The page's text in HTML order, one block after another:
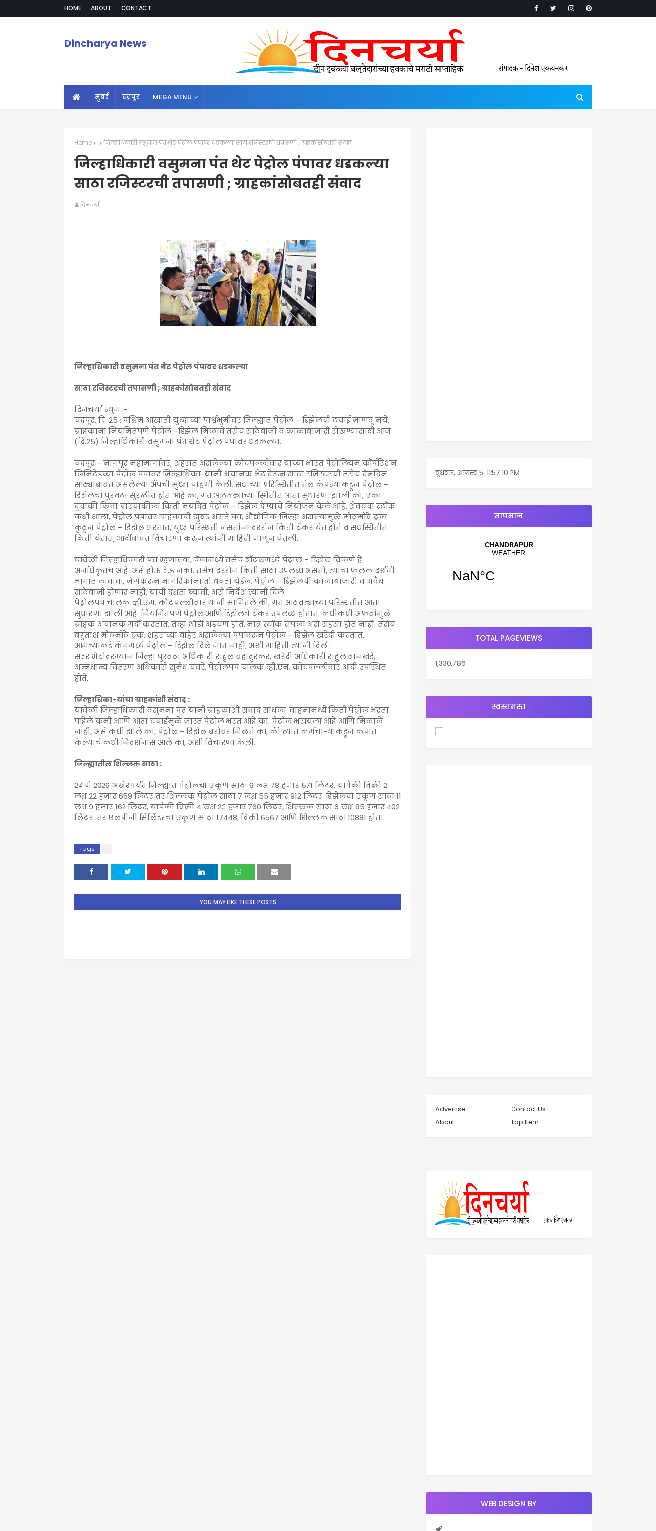
HOME ABOUT CONTACT
Dincharya News
मुंबई चंद्रपूर MEGA MENU
Home जिल्हाधिकारी वसुमना पंत थेट पेट्रोल पंपावर धडकल्या साठा रजिस्टरची तपासणी ; ग्राहकांसोबतही संवाद
जिल्हाधिकारी वसुमना पंत थेट पेट्रोल पंपावर धडकल्या
साठा रजिस्टरची तपासणी ; ग्राहकांसोबतही संवाद
दिनचर्या
जिल्हाधिकारी वसुमना पंत थेट पेट्रोल पंपावर धडकल्या
साठा रजिस्टरची तपासणी ; ग्राहकांसोबतही संवाद
दिनचर्या न्युज :-
चंद्रपूर, दि. 25 : पश्चिम आखाती युध्दाच्या पार्श्वभुमीवर जिल्ह्यात पेट्रोल – डिझेलची टंचाई जाणवू नये,
ग्राहकांना नियमितपणे पेट्रोल –डिझेल मिळावे तसेच साठेबाजी व काळाबाजारी रोखण्यासाठी आज
(दि.25) जिल्हाधिकारी वसुमना पंत थेट पेट्रोल पंपावर धडकल्या.
चंद्रपूर – नागपूर महामार्गावर, शहरात असलेल्या कोटपल्लीवार यांच्या भारत पेट्रोलियम कॉर्पोरेशन
लिमिटेडच्या पेट्रोल पंपावर जिल्हाधिका-यांनी अचानक भेट देऊन साठा रजिस्टरची तसेच दैनंदिन
साठ्याबाबत असलेल्या ॲपची सुध्दा पाहणी केली. सद्याच्या परिस्थितीत तेल कंपन्यांकडून पेट्रोल –
डिझेलचा पुरवठा सुरळीत होत आहे का, गत आठवड्याच्या स्थितीत आता सुधारणा झाली का, एका
दुचाकी किंवा चारचाकीला किती मर्यादेत पेट्रोल – डिझेल देण्याचे नियोजन केले आहे, शेवटचा स्टॉक
कधी आला, पेट्रोल पंपावर ग्राहकांची झुंबड असते का, औद्योगिक जिल्हा असल्यामुळे मोठमोठे ट्रक
कुठून पेट्रोल – डिझेल भरतात, युध्द परिस्थती नसतांना दररोज किती टँकर येत होते व सद्यस्थितीत
किती येतात, आदींबाबत विचारणा करून त्यांनी माहिती जाणून घेतली.
यावेळी जिल्हाधिकारी पंत म्हणाल्या, कॅनमध्ये तसेच बॉटलमध्ये पेट्राल – डिझेल विकणे हे
अनधिकृतच आहे. असे होऊ देऊ नका. तसेच दररोज किती साठा उपलब्ध असतो, त्याचा फलक दर्शनी
भागात लावावा, जेणेकरून नागरिकांना तो बघता येईल. पेट्रोल – डिझेलची काळाबाजारी व अवैध
साठेबाजी होणार नाही, याची दक्षता घ्यावी, असे निर्देश त्यांनी दिले.
पेट्रोलपंप चालक व्ही.एम. कोटपल्लीवार यांनी सांगितले की, गत आठवड्याच्या परिस्थतीत आता
सुधारणा झाली आहे. नियमितपणे पेट्रोल आणि डिझेलचे टँकर उपलब्ध होतात. कधीकधी अफवांमुळे
ग्राहक अचानक गर्दी करतात, तेव्हा थोडी अडचण होते, मात्र स्टॉक संपला असे सहसा होत नाही. तसेच
बहुतांश मोठमोठे ट्रक, शहराच्या बाहेर असलेल्या पंपावरून पेट्रोल – डिझेल खरेदी करतात.
आमच्याकडे कॅनमध्ये पेट्रोल – डिझेल दिले जात नाही, अशी माहिती त्यांनी दिली.
सदर भेटीदरम्यान जिल्हा पुरवठा अधिकारी राहुल बहादुरकर, खरेदी अधिकारी राहुल वानखेडे,
अन्नधान्य वितरण अधिकारी सुमेध चवरे, पेट्रोलपंप चालक व्ही.एम. कोटपल्लीवार आदी उपस्थित
होते.
जिल्हाधिका-यांचा ग्राहकांशी संवाद :
यावेळी जिल्हाधिकारी वसुमना पंत यांनी ग्राहकांशी संवाद साधला. वाहनामध्ये किती पेट्रोल भरता,
पहिले कमी आणि आता टंचाईमुळे जास्त पेट्रोल भरत आहे का, पेट्रोल भरायला आहे आणि मिळाले
नाही, असे कधी झाले का, पेट्रोल – डिझेल बरोबर मिळते का, की त्यात कर्मचा-यांकडून कपात
केल्याचे कधी निदर्शनास आले का, अशी विचारणा केली.
जिल्ह्यातील शिल्लक साठा :
24 मे 2026 अखेरपर्यंत जिल्ह्यात पेट्रोलचा एकूण साठा 9 लक्ष 78 हजार 571 लिटर, यापैकी विक्री 2
लक्ष 22 हजार 659 लिटर तर शिल्लक पेट्रोल साठा 7 लक्ष 55 हजार 912 लिटर. डिझेलचा एकूण साठा 11
लक्ष 9 हजार 162 लिटर, यापैकी विक्री 4 लक्ष 23 हजार 760 लिटर, शिल्लक साठा 6 लक्ष 85 हजार 402
लिटर. तर एलपीजी सिलिंडरचा एकूण साठा 17448, विक्री 6567 आणि शिल्लक साठा 10881 होता.
Tags
YOU MAY LIKE THESE POSTS
बुधवार, आगस्ट 5. 11:57:10 PM
तापमान
TOTAL PAGEVIEWS
1,330,786
स्वस्तमस्त
Advertise
Contact Us
About
Top Item
WEB DESIGN BY